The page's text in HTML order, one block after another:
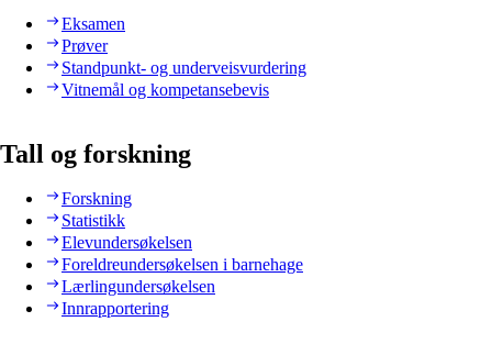
Eksamen
Prøver
Standpunkt- og underveisvurdering
Vitnemål og kompetansebevis
Tall og forskning
Forskning
Statistikk
Elevundersøkelsen
Foreldreundersøkelsen i barnehage
Lærlingundersøkelsen
Innrapportering